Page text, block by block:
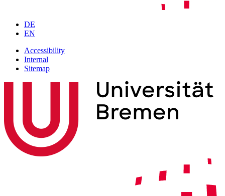
DE
EN
Accessibility
Internal
Sitemap